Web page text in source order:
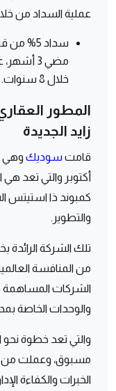
عملية السداد من
مضي 3
خلال 8 سنوات.
المطور
زايد الجديدة
قامت سوديك وهي
أكتوبر والتي تعد
كمبوند ذا استيتس
والتطوير.
تلك الشركة الرائدة
من المنافسة
الشركات المساهمة
والوحدات الخاصة
والتي تعد خطوة
مسبوق، وعملت من
الخبرات والكفاءة